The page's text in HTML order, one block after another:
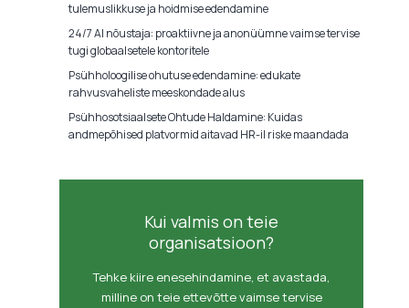
tulemuslikkuse ja hoidmise edendamine
24/7 AI nõustaja: proaktiivne ja anonüümne vaimse tervise
tugi globaalsetele kontoritele
Psühholoogilise ohutuse edendamine: edukate
rahvusvaheliste meeskondade alus
Psühhosotsiaalsete Ohtude Haldamine: Kuidas
andmepõhised platvormid aitavad HR-il riske maandada
Kui valmis on teie
organisatsioon?
Tehke kiire enesehindamine, et avastada,
milline on teie ettevõtte vaimse tervise